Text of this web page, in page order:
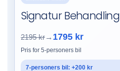
Signatur Behandling
2195 kr→ 1795 kr
Pris for 5-personers bil
7-personers bil: +200 kr